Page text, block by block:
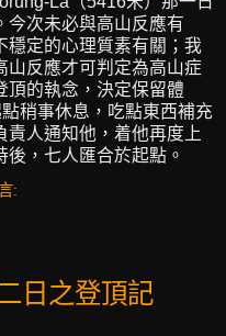
今次未必與高山反應有
穩定的心理質素有關；我
山反應才可判定為高山症
頂的執念，決定保留體
稍事休息，吃點東西補充
責人通知他，着他再度上
，七人匯合於起點。
:
日之登頂記